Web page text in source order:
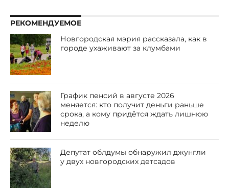
РЕКОМЕНДУЕМОЕ
Новгородская мэрия рассказала, как в
городе ухаживают за клумбами
График пенсий в августе 2026
меняется: кто получит деньги раньше
срока, а кому придётся ждать лишнюю
неделю
Депутат облдумы обнаружил джунгли
у двух новгородских детсадов